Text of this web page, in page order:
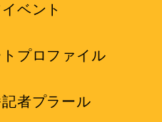
ベント
プロファイル
者プラール